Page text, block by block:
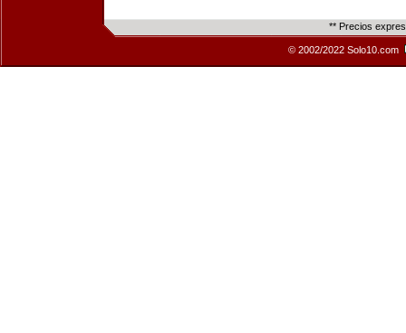
** Precios
© 2002/2022 Solo10.com